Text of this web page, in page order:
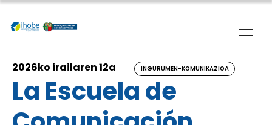
Skip to main content
2026ko irailaren 12a INGURUMEN-KOMUNIKAZIOA
La Escuela de